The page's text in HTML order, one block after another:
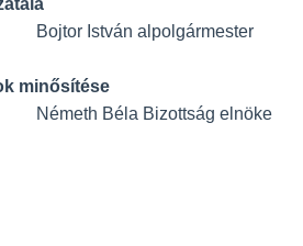
István alpolgármester
minősítése
Béla Bizottság elnöke